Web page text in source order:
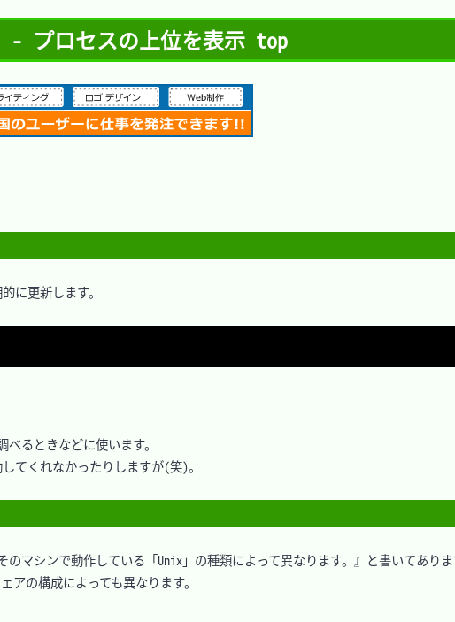
- プロセスの上位を表示 top
に更新します。
るときなどに使います。
てくれなかったりしますが(笑)。
のマシンで動作している「Unix」の種類によって異なります。』と書いてあり
の構成によっても異なります。